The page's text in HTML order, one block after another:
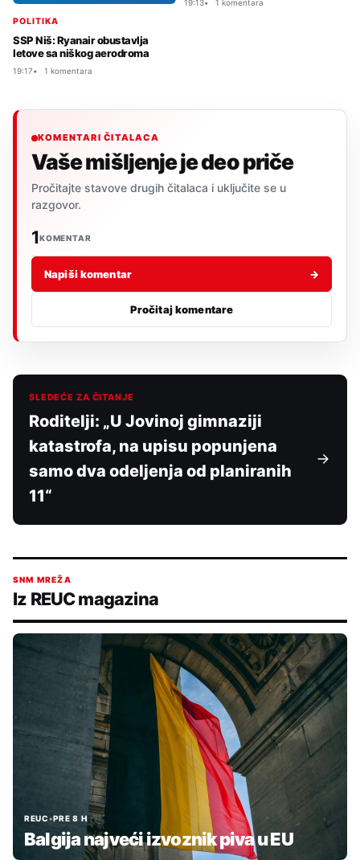
POLITIKA
SSP Niš: Ryanair obustavlja
letove sa niškog aerodroma
19:17 1 komentara
19:13 1 komentara
KOMENTARI ČITALACA
Vaše mišljenje je deo priče
Pročitajte stavove drugih čitalaca i uključite se u
razgovor.
1KOMENTAR
Napiši komentar →
Pročitaj komentare
SLEDEĆE ZA ČITANJE
Roditelji: „U Jovinoj gimnaziji
katastrofa, na upisu popunjena
samo dva odeljenja od planiranih
11“
SNM MREŽA
Iz REUC magazina
REUC•PRE 8 H
Balgija najveći izvoznik piva u EU